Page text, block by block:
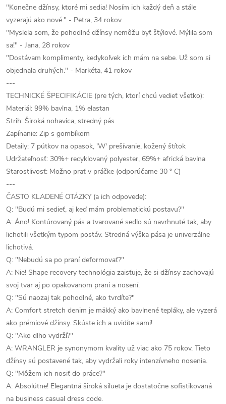
"Konečne džínsy, ktoré mi sedia! Nosím ich každý deň a stále
vyzerajú ako nové." - Petra, 34 rokov
"Myslela som, že pohodlné džínsy nemôžu byť štýlové. Mýlila som
sa!" - Jana, 28 rokov
"Dostávam komplimenty, kedykoľvek ich mám na sebe. Už som si
objednala druhých." - Markéta, 41 rokov
---
TECHNICKÉ ŠPECIFIKÁCIE (pre tých, ktorí chcú vedieť všetko):
Materiál: 99% bavlna, 1% elastan
Strih: Široká nohavica, stredný pás
Zapínanie: Zip s gombíkom
Detaily: 7 pútkov na opasok, 'W' prešívanie, kožený štítok
Udržateľnosť: 30%+ recyklovaný polyester, 69%+ africká bavlna
Starostlivosť: Možno prať v práčke (odporúčame 30 ° C)
---
ČASTO KLADENÉ OTÁZKY (a ich odpovede):
Q: "Budú mi sedieť, aj keď mám problematickú postavu?"
A: Áno! Kontúrovaný pás a tvarované sedlo sú navrhnuté tak, aby
lichotili všetkým typom postáv. Stredná výška pása je univerzálne
lichotivá.
Q: "Nebudú sa po praní deformovať?"
A: Nie! Shape recovery technológia zaisťuje, že si džínsy zachovajú
svoj tvar aj po opakovanom praní a nosení.
Q: "Sú naozaj tak pohodlné, ako tvrdíte?"
A: Comfort stretch denim je mäkký ako bavlnené tepláky, ale vyzerá
ako prémiové džínsy. Skúste ich a uvidíte sami!
Q: "Ako dlho vydrží?"
A: WRANGLER je synonymom kvality už viac ako 75 rokov. Tieto
džínsy sú postavené tak, aby vydržali roky intenzívneho nosenia.
Q: "Môžem ich nosiť do práce?"
A: Absolútne! Elegantná široká silueta je dostatočne sofistikovaná
na business casual dress code.